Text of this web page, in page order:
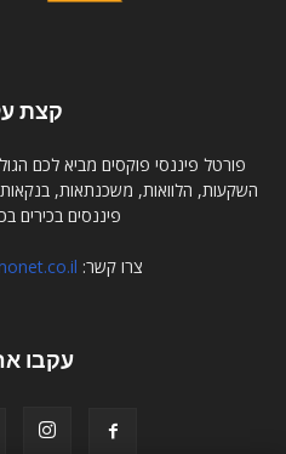
קצת
פורטל פיננסי פוקסים מביא לכם
השקעות, הלוואות, משכנתאות, בנקאות
פיננסים בכירים
צרו קשר:
עקבו